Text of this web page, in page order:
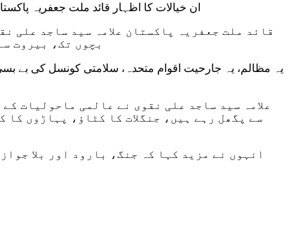
ان خیالات کا اظہار قائد ملت جعفریہ پاکستان علامہ سید ساجد علی نقوی نے 4 جون کو جارحیت کے
قائد ملت جعفریہ پاکستان علامہ سید ساجد علی
بچوں تک، بیروت
یہ مظالم، یہ جارحیت اقوام متحدہ، سلامتی کونسل کی بے
علامہ سید ساجد علی نقوی نے عالمی ماحولیات
سے پگھل رہے ہیں، جنگلات کا کٹاؤ، پہاڑوں
انہوں نے مزید کہا کہ جنگ، بارود اور بلا